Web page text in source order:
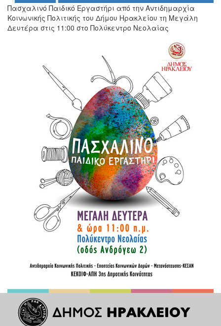
Πασχαλινό Παιδικό Εργαστήρι από την Αντιδημαρχία
Κοινωνικής Πολιτικής του Δήμου Ηρακλείου τη Μεγάλη
Δευτέρα στις 11:00 στο Πολύκεντρο Νεολαίας